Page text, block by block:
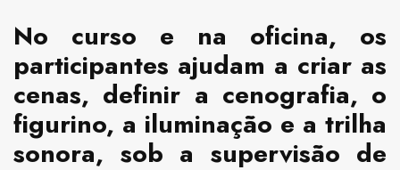
No curso e na oficina, os
participantes ajudam a criar as
cenas, definir a cenografia, o
figurino, a iluminação e a trilha
sonora, sob a supervisão de